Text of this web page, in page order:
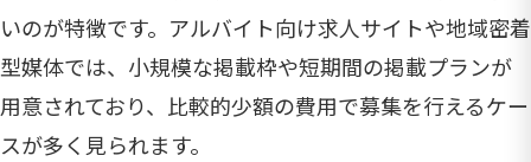
いのが特徴です。アルバイト向け求人サイトや地域密着
型媒体では、小規模な掲載枠や短期間の掲載プランが
用意されており、比較的少額の費用で募集を行えるケー
スが多く見られます。